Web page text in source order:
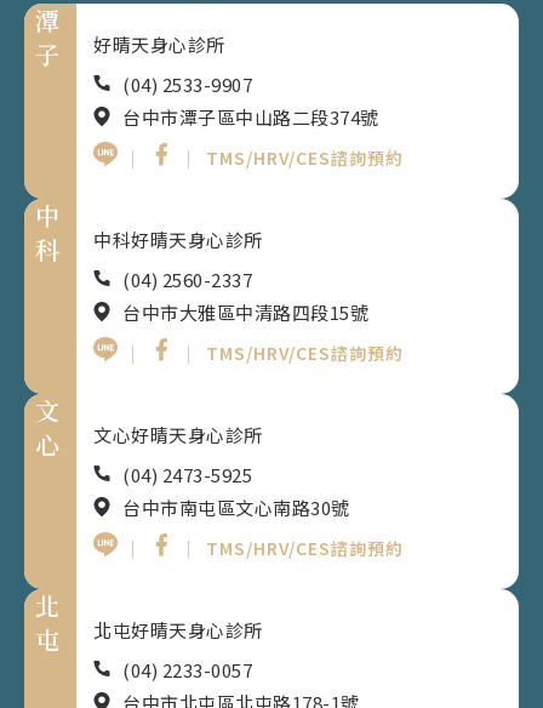
潭
子
好晴天身心診所
(04) 2533-9907
台中市潭子區中山路二段374號
｜
｜ TMS/HRV/CES諮詢預約
中
科
中科好晴天身心診所
(04) 2560-2337
台中市大雅區中清路四段15號
｜
｜ TMS/HRV/CES諮詢預約
文
心
文心好晴天身心診所
(04) 2473-5925
台中市南屯區文心南路30號
｜
｜ TMS/HRV/CES諮詢預約
北
屯
北屯好晴天身心診所
(04) 2233-0057
台中市北屯區北屯路178-1號